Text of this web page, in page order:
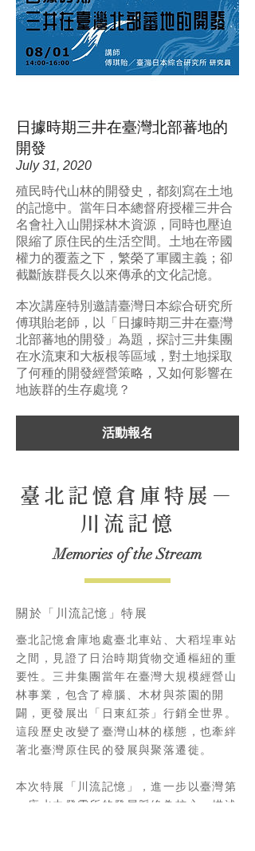
日據時期三井在臺灣北部蕃地的
開發
July 31, 2020
殖民時代山林的開發史，都刻寫在土地
的記憶中。當年日本總督府授權三井合
名會社入山開採林木資源，同時也壓迫
限縮了原住民的生活空間。土地在帝國
權力的覆蓋之下，繁榮了軍國主義；卻
截斷族群長久以來傳承的文化記憶。
本次講座特別邀請臺灣日本綜合研究所
傅琪貽老師，以「日據時期三井在臺灣
北部蕃地的開發」為題，探討三井集團
在水流東和大板根等區域，對土地採取
了何種的開發經營策略，又如何影響在
地族群的生存處境？
活動報名
臺北記憶倉庫特展－
川流記憶
Memories of the Stream
關於「川流記憶」特展
臺北記憶倉庫地處臺北車站、大稻埕車站
之間，見證了日治時期貨物交通樞紐的重
要性。三井集團當年在臺灣大規模經營山
林事業，包含了樟腦、木材與茶園的開
闢，更發展出「日東紅茶」行銷全世界。
這段歷史改變了臺灣山林的樣態，也牽絆
著北臺灣原住民的發展與聚落遷徙。
本次特展「川流記憶」，進一步以臺灣第
一座水力發電所的發展脈絡為核心，描述